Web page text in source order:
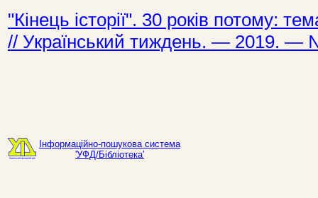
"Кінець історії". 30 років потому:
// Український тиждень. — 2019.
Інформаційно-пошукова система
'УФД/Бібліотека'